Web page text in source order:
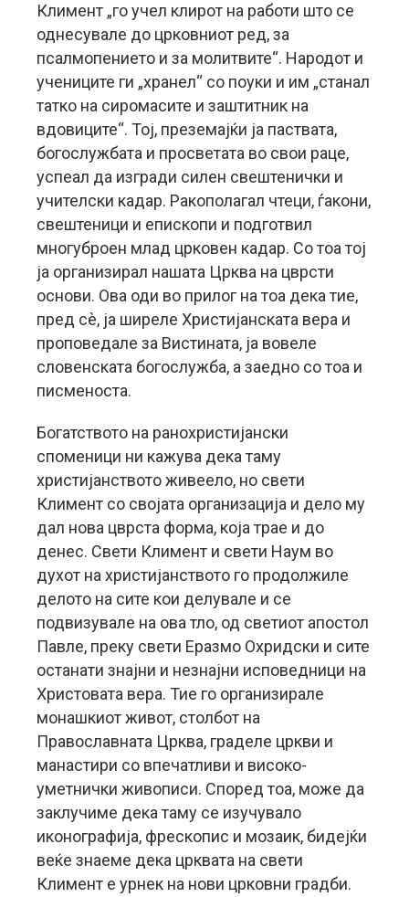
Климент „го учел клирот на работи што се
однесувале до црковниот ред, за
псалмопението и за молитвите“. Народот и
учениците ги „хранел“ со поуки и им „станал
татко на сиромасите и заштитник на
вдовиците“. Тој, преземајќи ја паствата,
богослужбата и просветата во свои раце,
успеал да изгради силен свештенички и
учителски кадар. Ракополагал чтеци, ѓакони,
свештеници и епископи и подготвил
многуброен млад црковен кадар. Со тоа тој
ја организирал нашата Црква на цврсти
основи. Ова оди во прилог на тоа дека тие,
пред сè, ја ширеле Христијанската вера и
проповедале за Вистината, ја вовеле
словенската богослужба, а заедно со тоа и
писменоста.
Богатството на ранохристијански
споменици ни кажува дека таму
христијанството живеело, но свети
Климент со својата организација и дело му
дал нова цврста форма, која трае и до
денес. Свети Климент и свети Наум во
духот на христијанството го продолжиле
делото на сите кои делувале и се
подвизувале на ова тло, од светиот апостол
Павле, преку свети Еразмо Охридски и сите
останати знајни и незнајни исповедници на
Христовата вера. Тие го организирале
монашкиот живот, столбот на
Православната Црква, граделе цркви и
манастири со впечатливи и високо-
уметнички живописи. Според тоа, може да
заклучиме дека таму се изучувало
иконографија, фрескопис и мозаик, бидејќи
веќе знаеме дека црквата на свети
Климент е урнек на нови црковни градби.